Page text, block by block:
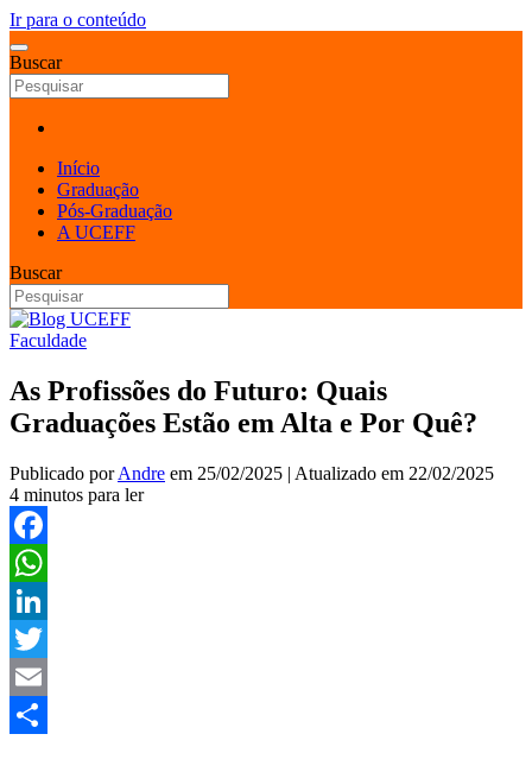
Ir para o conteúdo
Buscar
Início
Graduação
Pós-Graduação
A UCEFF
Buscar
Faculdade
As Profissões do Futuro: Quais
Graduações Estão em Alta e Por Quê?
Publicado porAndre em 25/02/2025 | Atualizado em 22/02/2025
4 minutos para ler
Facebook
WhatsApp
LinkedIn
Twitter
Email